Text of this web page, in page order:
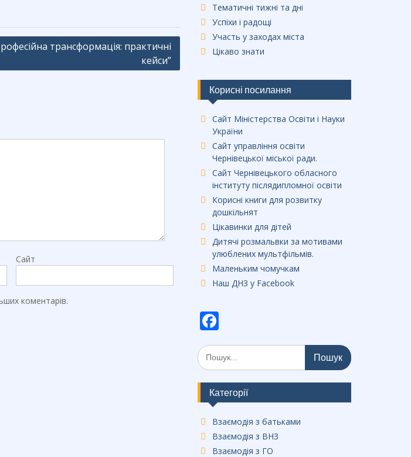
трансформація: практичні
кейси”
Сайт
коментарів.
Тематичні тижні та дні
Успіхи і радощі
Участь у заходах міста
Цікаво знати
Корисні посилання
Сайт Міністерства Освіти і Науки
України
Сайт управління освіти
Чернівецької міської ради.
Сайт Чернівецького обласного
інституту післядипломної освіти
Корисні книги для розвитку
дошкільнят
Цікавинки для дітей
Дитячі розмальвки за мотивами
улюблених мультфільмів.
Маленьким чомучкам
Наш ДНЗ у Facebook
F
ac
e
b
o
o
k
Шукати:
Категорії
Взаємодія з батьками
Взаємодія з ВНЗ
Взаємодія з ГО